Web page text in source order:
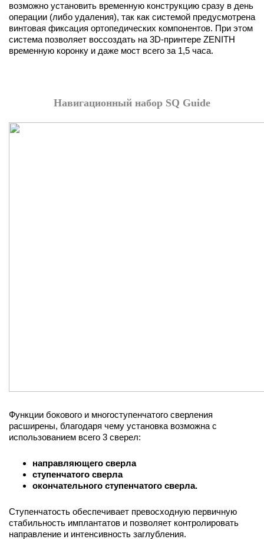
возможно установить временную конструкцию сразу в день
операции (либо удаления), так как системой предусмотрена
винтовая фиксация ортопедических компонентов. При этом
система позволяет воссоздать на 3D-принтере ZENITH
временную коронку и даже мост всего за 1,5 часа.
Навигационный набор SQ Guide
Функции бокового и многоступенчатого сверления
расширены, благодаря чему установка возможна с
использованием всего 3 сверел:
направляющего сверла
ступенчатого сверла
окончательного ступенчатого сверла.
Ступенчатость обеспечивает превосходную первичную
стабильность имплантатов и позволяет контролировать
направление и интенсивность заглубления.